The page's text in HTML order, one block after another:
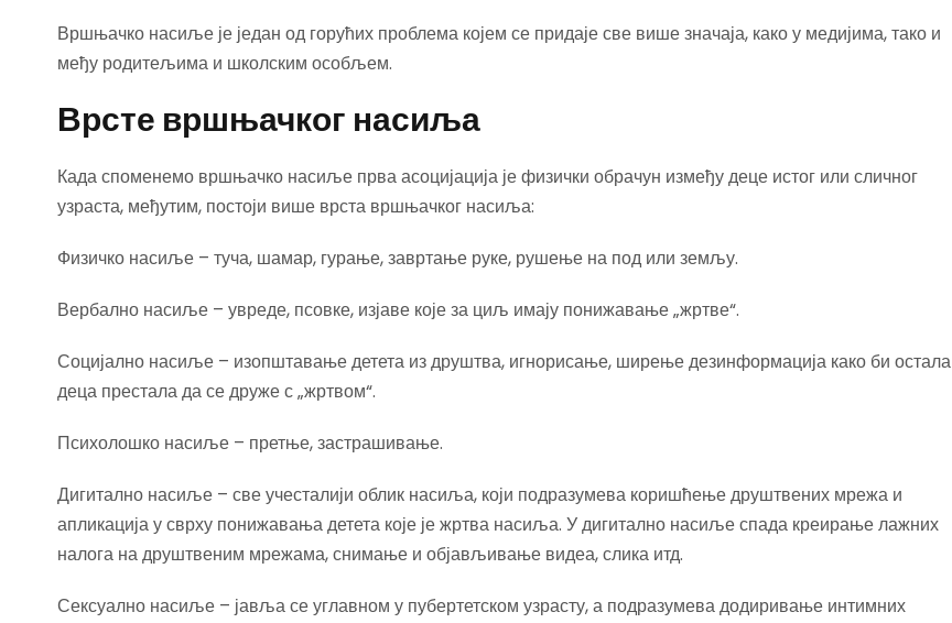
Вршњачко насиље је један од горућих проблема којем се придаје све више значаја, како у медијима, тако и
међу родитељима и школским особљем.
Врсте вршњачког насиља
Када споменемо вршњачко насиље прва асоцијација је физички обрачун између деце истог или сличног
узраста, међутим, постоји више врста вршњачког насиља:
Физичко насиље – туча, шамар, гурање, завртање руке, рушење на под или земљу.
Вербално насиље – увреде, псовке, изјаве које за циљ имају понижавање „жртве“.
Социјално насиље – изопштавање детета из друштва, игнорисање, ширење дезинформација како би остала
деца престала да се друже с „жртвом“.
Психолошко насиље – претње, застрашивање.
Дигитално насиље – све учесталији облик насиља, који подразумева коришћење друштвених мрежа и
апликација у сврху понижавања детета које је жртва насиља. У дигитално насиље спада креирање лажних
налога на друштвеним мрежама, снимање и објављивање видеа, слика итд.
Сексуално насиље – јавља се углавном у пубертетском узрасту, а подразумева додиривање интимних